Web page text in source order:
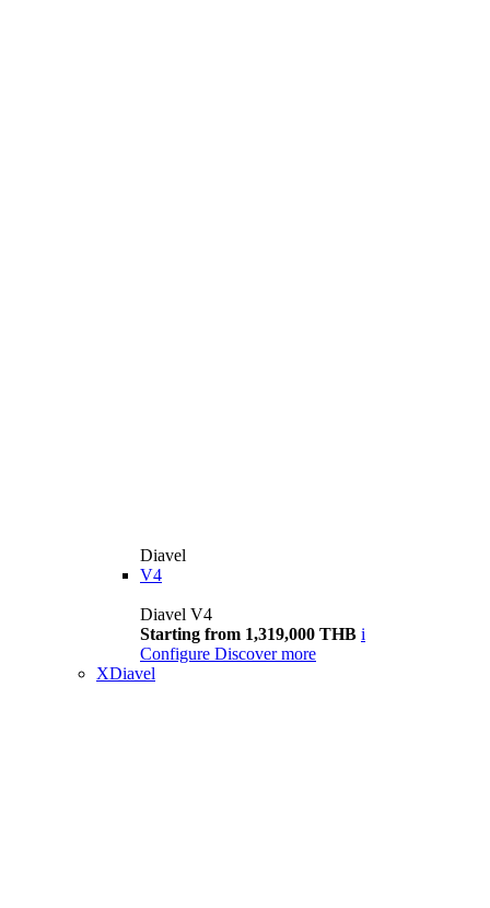
Diavel
V4
Diavel V4
Starting from 1,319,000 THB i
Configure Discover more
XDiavel